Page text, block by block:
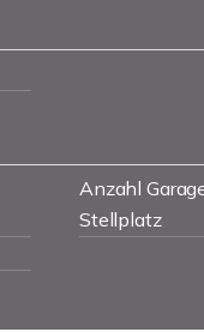
Anzahl
Stellplatz